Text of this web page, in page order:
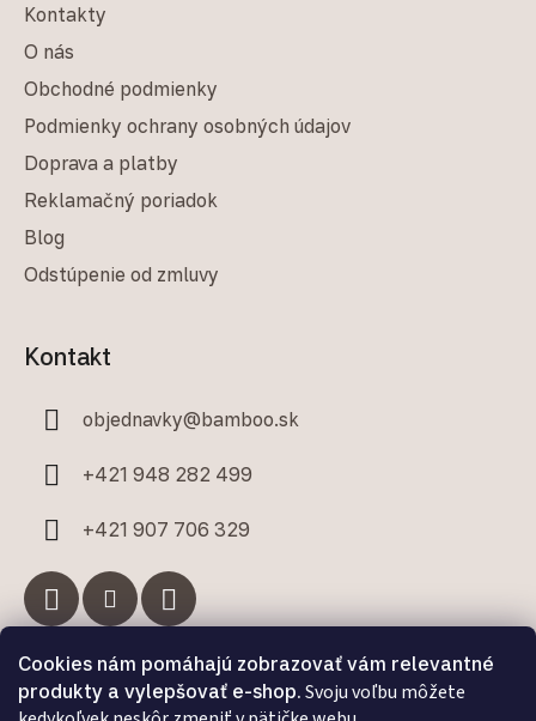
Cookies nám pomáhajú zobrazovať vám relevantné
produkty a vylepšovať e-shop. Svoju voľbu môžete
Kontakty
O nás
Obchodné podmienky
Podmienky ochrany osobných údajov
Doprava a platby
Reklamačný poriadok
Blog
Odstúpenie od zmluvy
Kontakt
objednavky@bamboo.sk
+421 948 282 499
+421 907 706 329
Facebook